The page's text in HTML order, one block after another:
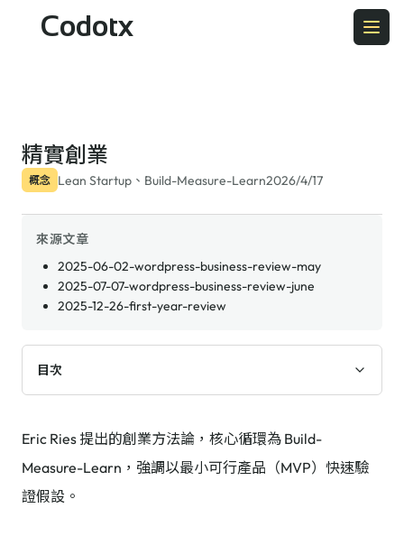
Codotx
精實創業
概念 Lean Startup、Build-Measure-Learn2026/4/17
來源文章
2025-06-02-wordpress-business-review-may
2025-07-07-wordpress-business-review-june
2025-12-26-first-year-review
目次
Eric Ries 提出的創業方法論，核心循環為 Build-
Measure-Learn，強調以最小可行產品（MVP）快速驗
證假設。